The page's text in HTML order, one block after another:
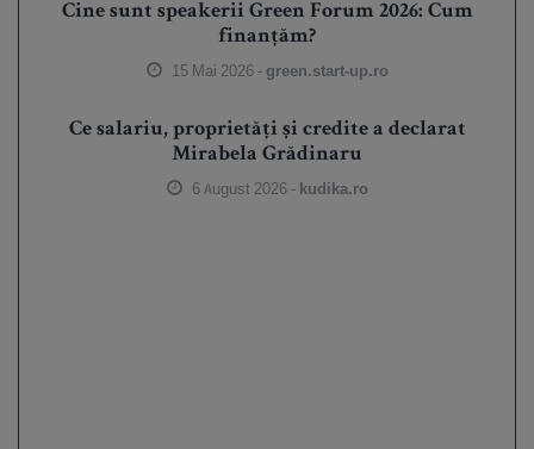
Cine sunt speakerii Green Forum 2026: Cum
finanțăm?
15 Mai 2026 - green.start-up.ro
Ce salariu, proprietăți și credite a declarat
Mirabela Grădinaru
6 August 2026 - kudika.ro